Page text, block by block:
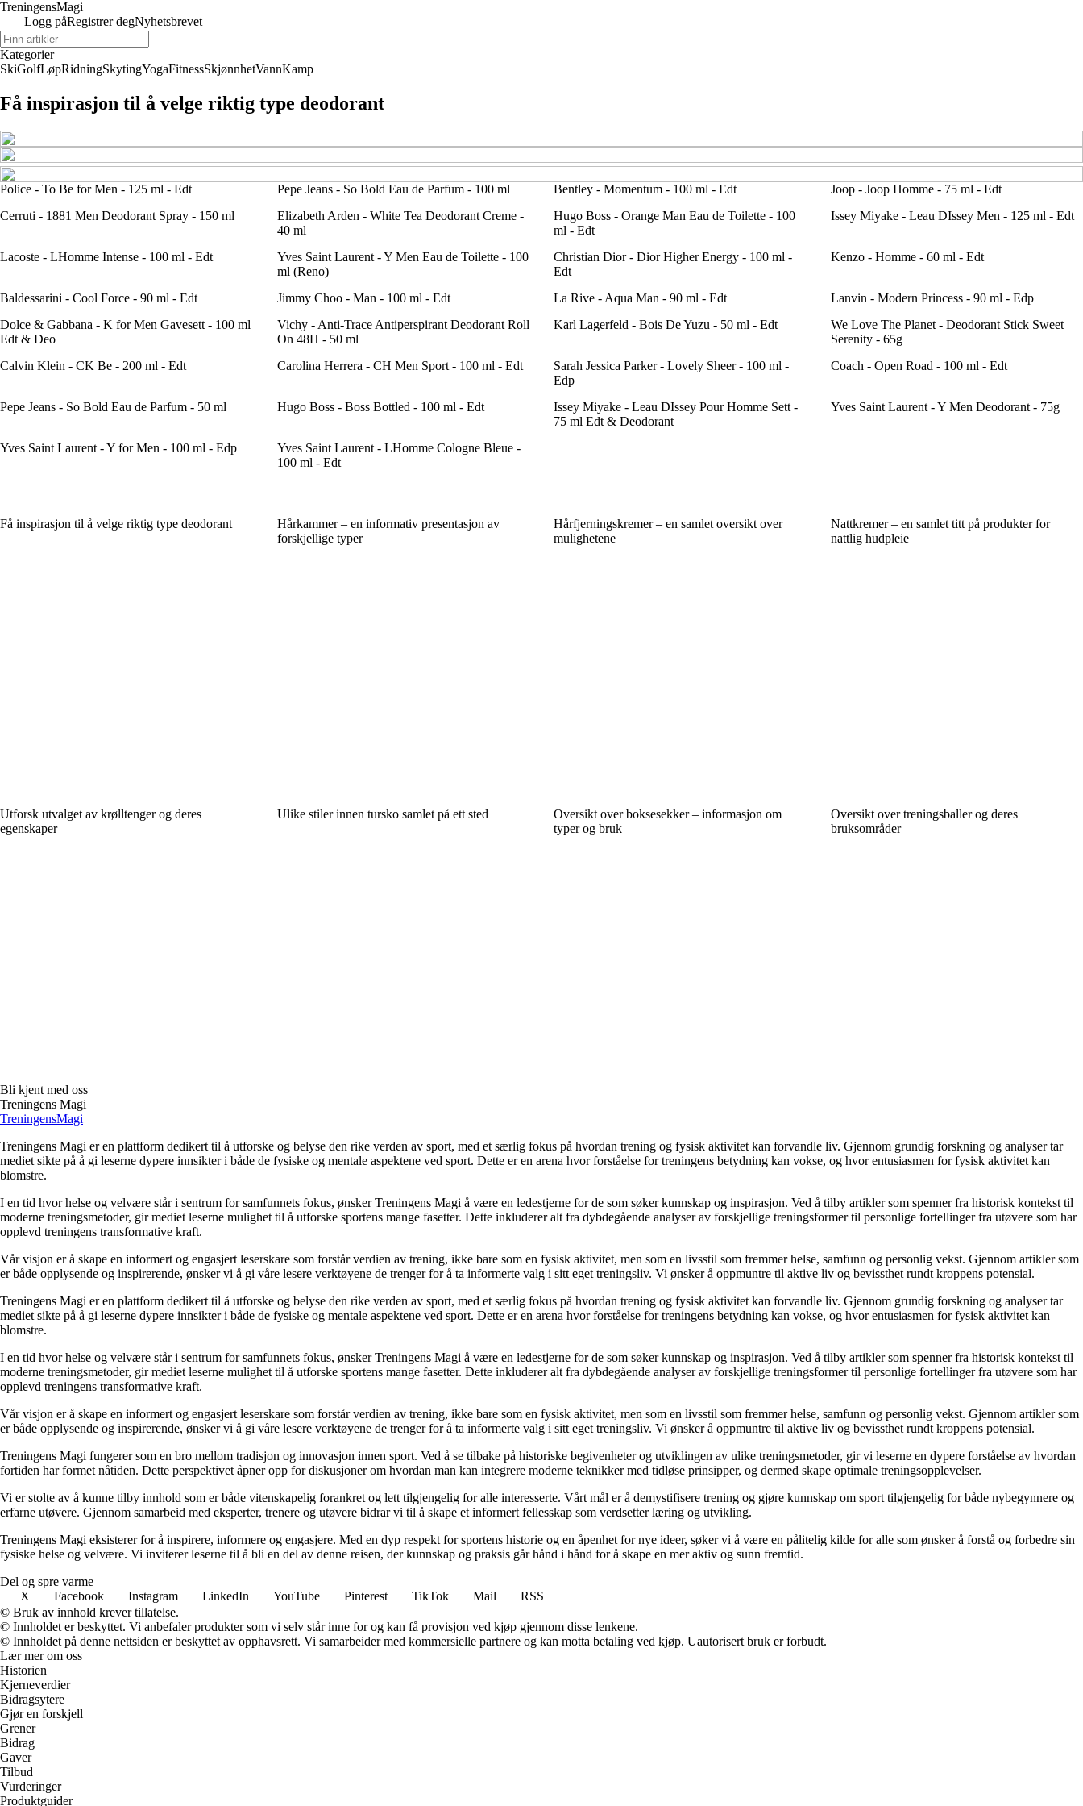
TreningensMagi
Logg påRegistrer degNyhetsbrevet
Kategorier
SkiGolfLøpRidningSkytingYogaFitnessSkjønnhetVannKamp
Få inspirasjon til å velge riktig type deodorant
Police - To Be for Men - 125 ml - Edt Pepe Jeans - So Bold Eau de Parfum - 100 ml Bentley - Momentum - 100 ml - Edt
Joop - Joop Homme - 75 ml - Edt
Cerruti - 1881 Men Deodorant Spray - 150 ml
Elizabeth Arden - White Tea Deodorant Creme -
40 ml
Hugo Boss - Orange Man Eau de Toilette - 100
ml - Edt
Issey Miyake - Leau DIssey Men - 125 ml - Edt
Lacoste - LHomme Intense - 100 ml - Edt
Yves Saint Laurent - Y Men Eau de Toilette - 100
ml (Reno)
Christian Dior - Dior Higher Energy - 100 ml -
Edt
Kenzo - Homme - 60 ml - Edt
Baldessarini - Cool Force - 90 ml - Edt Jimmy Choo - Man - 100 ml - Edt La Rive - Aqua Man - 90 ml - Edt
Lanvin - Modern Princess - 90 ml - Edp
Dolce & Gabbana - K for Men Gavesett - 100 ml
Edt & Deo
Vichy - Anti-Trace Antiperspirant Deodorant Roll
On 48H - 50 ml
Karl Lagerfeld - Bois De Yuzu - 50 ml - Edt
We Love The Planet - Deodorant Stick Sweet
Serenity - 65g
Calvin Klein - CK Be - 200 ml - Edt
Carolina Herrera - CH Men Sport - 100 ml - Edt
Sarah Jessica Parker - Lovely Sheer - 100 ml -
Edp
Coach - Open Road - 100 ml - Edt
Pepe Jeans - So Bold Eau de Parfum - 50 ml Hugo Boss - Boss Bottled - 100 ml - Edt
Issey Miyake - Leau DIssey Pour Homme Sett -
75 ml Edt & Deodorant
Yves Saint Laurent - Y Men Deodorant - 75g
Yves Saint Laurent - Y for Men - 100 ml - Edp
Yves Saint Laurent - LHomme Cologne Bleue -
100 ml - Edt
Få inspirasjon til å velge riktig type deodorant
Hårkammer – en informativ presentasjon av
forskjellige typer
Hårfjerningskremer – en samlet oversikt over
mulighetene
Nattkremer – en samlet titt på produkter for
nattlig hudpleie
Utforsk utvalget av krølltenger og deres
egenskaper
Ulike stiler innen tursko samlet på ett sted
Oversikt over boksesekker – informasjon om
typer og bruk
Oversikt over treningsballer og deres
bruksområder
Bli kjent med oss
Treningens Magi
TreningensMagi
Treningens Magi er en plattform dedikert til å utforske og belyse den rike verden av sport, med et særlig fokus på hvordan trening og fysisk aktivitet kan forvandle liv. Gjennom grundig forskning og analyser tar
mediet sikte på å gi leserne dypere innsikter i både de fysiske og mentale aspektene ved sport. Dette er en arena hvor forståelse for treningens betydning kan vokse, og hvor entusiasmen for fysisk aktivitet kan
blomstre.
I en tid hvor helse og velvære står i sentrum for samfunnets fokus, ønsker Treningens Magi å være en ledestjerne for de som søker kunnskap og inspirasjon. Ved å tilby artikler som spenner fra historisk kontekst til
moderne treningsmetoder, gir mediet leserne mulighet til å utforske sportens mange fasetter. Dette inkluderer alt fra dybdegående analyser av forskjellige treningsformer til personlige fortellinger fra utøvere som har
opplevd treningens transformative kraft.
Vår visjon er å skape en informert og engasjert leserskare som forstår verdien av trening, ikke bare som en fysisk aktivitet, men som en livsstil som fremmer helse, samfunn og personlig vekst. Gjennom artikler som
er både opplysende og inspirerende, ønsker vi å gi våre lesere verktøyene de trenger for å ta informerte valg i sitt eget treningsliv. Vi ønsker å oppmuntre til aktive liv og bevissthet rundt kroppens potensial.
Treningens Magi er en plattform dedikert til å utforske og belyse den rike verden av sport, med et særlig fokus på hvordan trening og fysisk aktivitet kan forvandle liv. Gjennom grundig forskning og analyser tar
mediet sikte på å gi leserne dypere innsikter i både de fysiske og mentale aspektene ved sport. Dette er en arena hvor forståelse for treningens betydning kan vokse, og hvor entusiasmen for fysisk aktivitet kan
blomstre.
I en tid hvor helse og velvære står i sentrum for samfunnets fokus, ønsker Treningens Magi å være en ledestjerne for de som søker kunnskap og inspirasjon. Ved å tilby artikler som spenner fra historisk kontekst til
moderne treningsmetoder, gir mediet leserne mulighet til å utforske sportens mange fasetter. Dette inkluderer alt fra dybdegående analyser av forskjellige treningsformer til personlige fortellinger fra utøvere som har
opplevd treningens transformative kraft.
Vår visjon er å skape en informert og engasjert leserskare som forstår verdien av trening, ikke bare som en fysisk aktivitet, men som en livsstil som fremmer helse, samfunn og personlig vekst. Gjennom artikler som
er både opplysende og inspirerende, ønsker vi å gi våre lesere verktøyene de trenger for å ta informerte valg i sitt eget treningsliv. Vi ønsker å oppmuntre til aktive liv og bevissthet rundt kroppens potensial.
Treningens Magi fungerer som en bro mellom tradisjon og innovasjon innen sport. Ved å se tilbake på historiske begivenheter og utviklingen av ulike treningsmetoder, gir vi leserne en dypere forståelse av hvordan
fortiden har formet nåtiden. Dette perspektivet åpner opp for diskusjoner om hvordan man kan integrere moderne teknikker med tidløse prinsipper, og dermed skape optimale treningsopplevelser.
Vi er stolte av å kunne tilby innhold som er både vitenskapelig forankret og lett tilgjengelig for alle interesserte. Vårt mål er å demystifisere trening og gjøre kunnskap om sport tilgjengelig for både nybegynnere og
erfarne utøvere. Gjennom samarbeid med eksperter, trenere og utøvere bidrar vi til å skape et informert fellesskap som verdsetter læring og utvikling.
Treningens Magi eksisterer for å inspirere, informere og engasjere. Med en dyp respekt for sportens historie og en åpenhet for nye ideer, søker vi å være en pålitelig kilde for alle som ønsker å forstå og forbedre sin
fysiske helse og velvære. Vi inviterer leserne til å bli en del av denne reisen, der kunnskap og praksis går hånd i hånd for å skape en mer aktiv og sunn fremtid.
Del og spre varme
X
Facebook Instagram LinkedIn YouTube Pinterest TikTok Mail
RSS
© Bruk av innhold krever tillatelse.
© Innholdet er beskyttet. Vi anbefaler produkter som vi selv står inne for og kan få provisjon ved kjøp gjennom disse lenkene.
© Innholdet på denne nettsiden er beskyttet av opphavsrett. Vi samarbeider med kommersielle partnere og kan motta betaling ved kjøp. Uautorisert bruk er forbudt.
Lær mer om oss
Historien
Kjerneverdier
Bidragsytere
Gjør en forskjell
Grener
Bidrag
Gaver
Tilbud
Vurderinger
Produktguider